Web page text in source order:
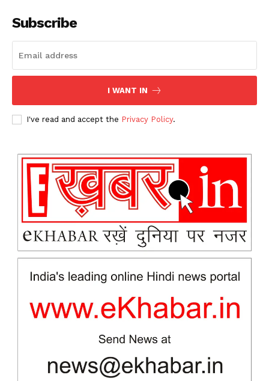
News Week
Subscribe
I WANT IN
I've read and accept the Privacy Policy.